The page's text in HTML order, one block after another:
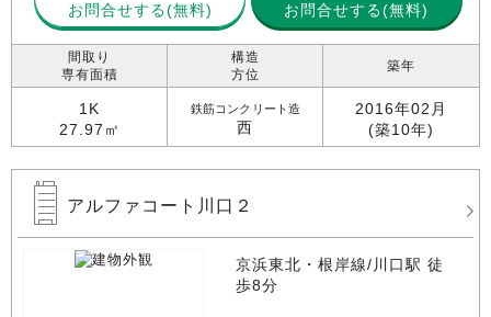
お問合せする
お問合せする(無料)
間取り
専有面積
1K
27.97㎡
構造
方位
鉄筋コンクリート造
西
築年
2016年02月
(築10年)
アルファコート川口２
京浜東北・根岸線/川口駅 徒
歩8分